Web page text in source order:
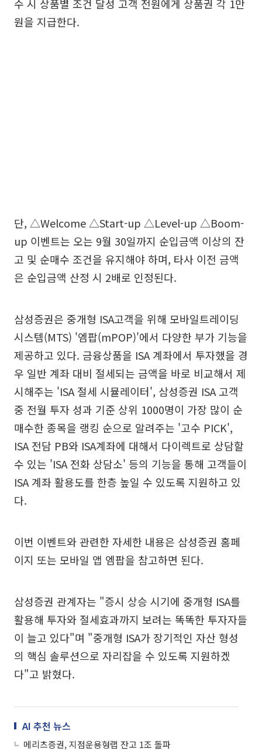
수 시 상품별 조건 달성 고객 전원에게 상품권 각 1만
원을 지급한다.
단, △Welcome △Start-up △Level-up △Boom-
up 이벤트는 오는 9월 30일까지 순입금액 이상의 잔
고 및 순매수 조건을 유지해야 하며, 타사 이전 금액
은 순입금액 산정 시 2배로 인정된다.
삼성증권은 중개형 ISA고객을 위해 모바일트레이딩
시스템(MTS) '엠팝(mPOP)'에서 다양한 부가 기능을
제공하고 있다. 금융상품을 ISA 계좌에서 투자했을 경
우 일반 계좌 대비 절세되는 금액을 바로 비교해서 제
시해주는 'ISA 절세 시뮬레이터', 삼성증권 ISA 고객
중 전월 투자 성과 기준 상위 1000명이 가장 많이 순
매수한 종목을 랭킹 순으로 알려주는 '고수 PICK',
ISA 전담 PB와 ISA계좌에 대해서 다이렉트로 상담할
수 있는 'ISA 전화 상담소' 등의 기능을 통해 고객들이
ISA 계좌 활용도를 한층 높일 수 있도록 지원하고 있
다.
이번 이벤트와 관련한 자세한 내용은 삼성증권 홈페
이지 또는 모바일 앱 엠팝을 참고하면 된다.
삼성증권 관계자는 "증시 상승 시기에 중개형 ISA를
활용해 투자와 절세효과까지 보려는 똑똑한 투자자들
이 늘고 있다"며 "중개형 ISA가 장기적인 자산 형성
의 핵심 솔루션으로 자리잡을 수 있도록 지원하겠
다"고 밝혔다.
AI 추천 뉴스
메리츠증권, 지점운용형랩 잔고 1조 돌파